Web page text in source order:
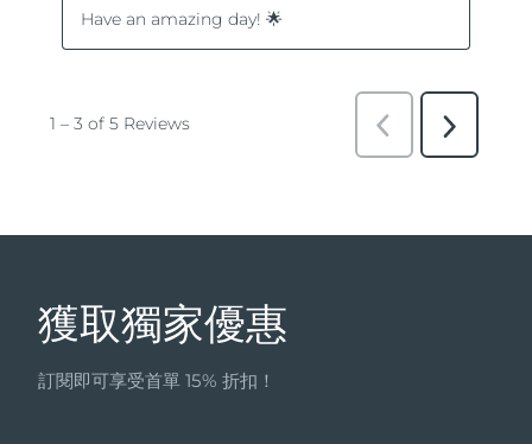
獲取獨家優惠
訂閱即可享受首單 15% 折扣！